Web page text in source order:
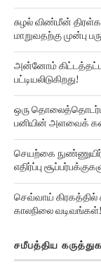
சுழல் விண்மீன்
மாறுவதற்கு முன்பு
அன்னோம் கிட்டத்தட்ட
பட்டியலிடுகிறது!
ஒரு தொலைத்தொடர்பு
பனியின் அளவைக்
செயற்கை நுண்ணுயிர்
எதிர்ப்பு
செவ்வாய் கிரகத்தில்
காலநிலை வடிவங்கள்!
சமீபத்திய